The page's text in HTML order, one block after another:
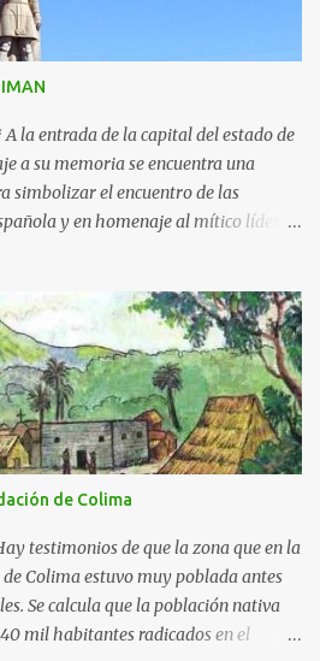
A la entrada de la capital del estado de
a su memoria se encuentra una
simbolizar el encuentro de las
y en homenaje al mítico líder
a un ideal guerrero en pie,
de 7 metros de alto. La estatua
sobre un pedestal con el
y la inscripción: Rey de
el escultor plasmó en
greca, escenas de la posible vida
el encuentro de dos culturas; hay
forma de pergamino que dicen: "Más
es a la vez destino y privilegio" y
de...
de Colima
testimonios de que la zona que en la
Colima estuvo muy poblada antes
Se calcula que la población nativa
mil habitantes radicados en el